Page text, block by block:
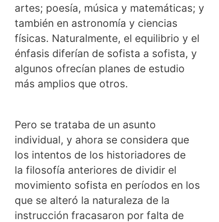
artes; poesía, música y matemáticas; y
también en astronomía y ciencias
físicas. Naturalmente, el equilibrio y el
énfasis diferían de sofista a sofista, y
algunos ofrecían planes de estudio
más amplios que otros.
Pero se trataba de un asunto
individual, y ahora se considera que
los intentos de los historiadores de
la filosofía anteriores de dividir el
movimiento sofista en períodos en los
que se alteró la naturaleza de la
instrucción fracasaron por falta de